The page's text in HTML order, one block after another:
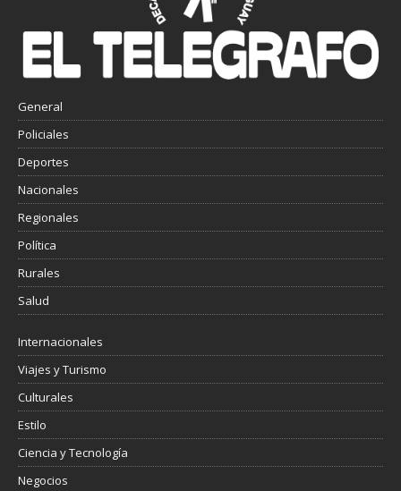
General
Policiales
Deportes
Nacionales
Regionales
Política
Rurales
Salud
Internacionales
Viajes y Turismo
Culturales
Estilo
Ciencia y Tecnología
Negocios